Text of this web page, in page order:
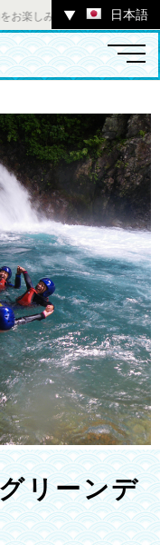
しみいただけます。 ／ チ
▼ 日本語
スポット
ー
ア
リーンデ